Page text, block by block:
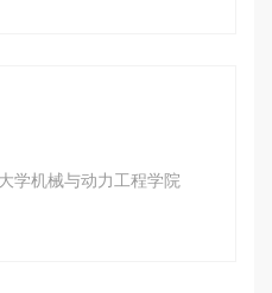
学机械与动力工程学院